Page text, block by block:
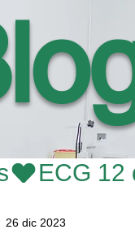
26 dic 2023